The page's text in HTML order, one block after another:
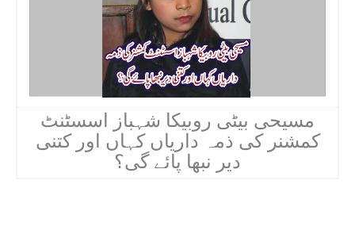
مسیحی بیٹی روبیکا شہباز اسسٹنٹ
کمشنر کی ذمہ داریاں کہاں اور کتنی
دیر نبھا پائے گی؟